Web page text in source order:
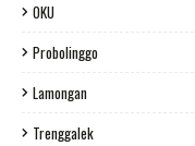
OKU
Probolinggo
Lamongan
Trenggalek